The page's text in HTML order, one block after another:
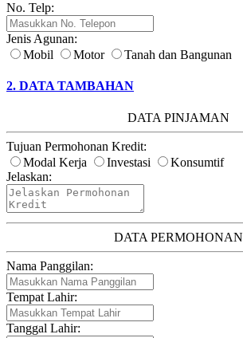
No. Telp:
Jenis Agunan:
Mobil
Motor Tanah dan Bangunan
2. DATA TAMBAHAN
DATA PINJAMAN
Tujuan Permohonan Kredit:
Modal Kerja
Investasi
Konsumtif
Jelaskan:
DATA PERMOHONAN
Nama Panggilan:
Tempat Lahir:
Tanggal Lahir: